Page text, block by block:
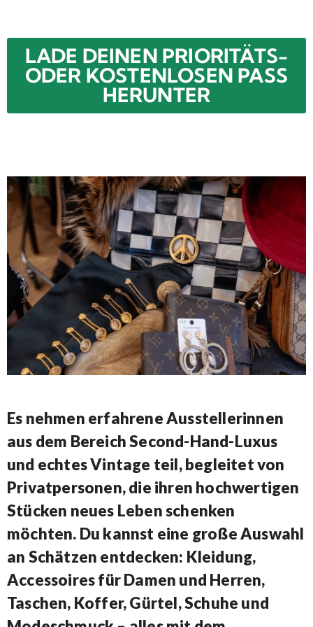
LADE DEINEN PRIORITÄTS-
ODER KOSTENLOSEN PASS
HERUNTER
Es nehmen erfahrene Ausstellerinnen
aus dem Bereich Second-Hand-Luxus
und echtes Vintage teil, begleitet von
Privatpersonen, die ihren hochwertigen
Stücken neues Leben schenken
möchten. Du kannst eine große Auswahl
an Schätzen entdecken: Kleidung,
Accessoires für Damen und Herren,
Taschen, Koffer, Gürtel, Schuhe und